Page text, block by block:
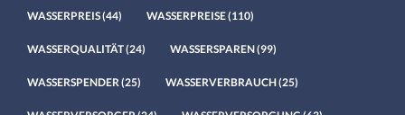
WASSERPREIS(44) WASSERPREISE(110)
WASSERQUALITÄT(24) WASSERSPAREN(99)
WASSERSPENDER (25) WASSERVERBRAUCH(25)